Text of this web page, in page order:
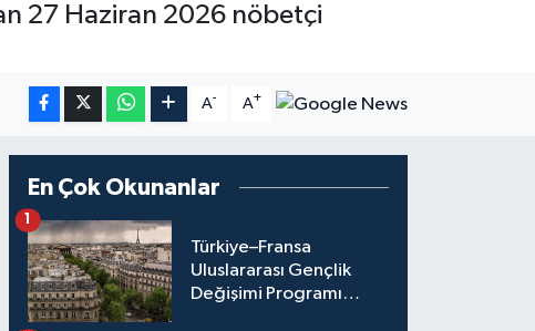
27 Haziran 2026 nöbetçi
A- A+
En Çok Okunanlar
Türkiye–Fransa
Uluslararası Gençlik
Değişimi Programı
1